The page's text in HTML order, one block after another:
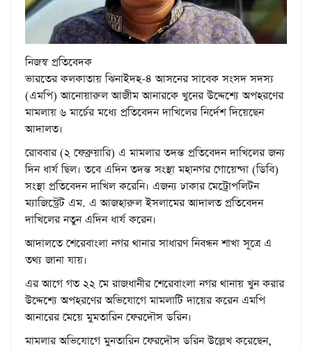
নিজস্ব প্রতিবেদক
ভারতের কলকাতায় ঝিনাইদহ-৪ আসনের সাবেক সংসদ সদস্য
(এমপি) আনোয়ারুল আজীম আনারকে খুনের উদ্দেশ্যে অপহরণের
মামলায় ৬ মার্চের মধ্যে প্রতিবেদন দাখিলের নির্দেশ দিয়েছেন
আদালত।
রোববার (২ ফেব্রুয়ারি) এ মামলার তদন্ত প্রতিবেদন দাখিলের জন্য
দিন ধার্য ছিল। তবে এদিন তদন্ত সংস্থা মহানগর গোয়েন্দা (ডিবি)
সংস্থা প্রতিবেদন দাখিল করেনি। এজন্য ঢাকার মেট্রোপলিটন
ম্যাজিস্ট্রেট এম. এ আজহারুল ইসলামের আদালত প্রতিবেদন
দাখিলের নতুন এদিন ধার্য করেন।
আদালতে শেরেবাংলা নগর থানার সাধারণ নিবন্ধন শাখা সূত্রে এ
তথ্য জানা যায়।
এর আগে গত ২২ মে রাজধানীর শেরেবাংলা নগর থানায় খুন করার
উদ্দেশ্যে অপহরণের অভিযোগে মামলাটি দায়ের করেন এমপি
আনারের মেয়ে মুমতারিন ফেরদৌস ডরিন।
মামলার অভিযোগে মুনতারিন ফেরদৌস ডরিন উল্লেখ করেছেন,